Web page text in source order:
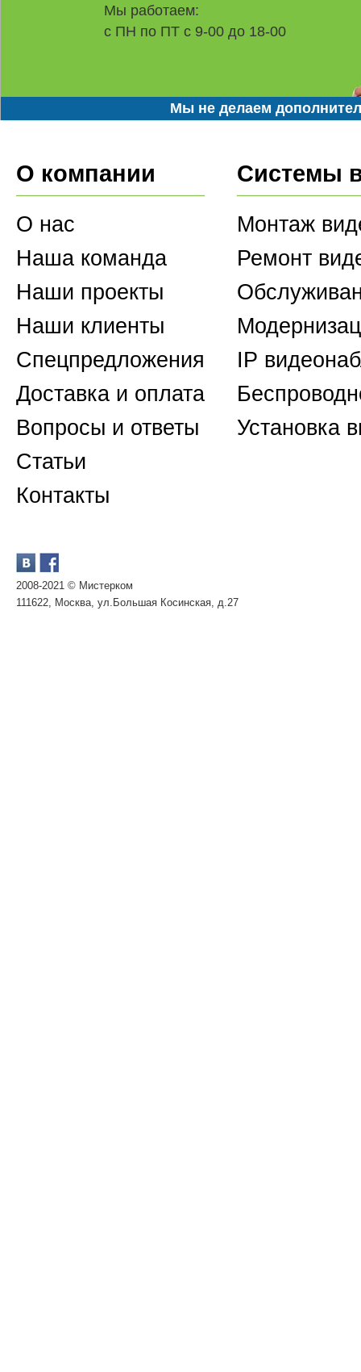
Мы работаем:
с ПН по ПТ с 9-00 до 18-00
Мы не делаем
О компании
О нас
Наша команда
Наши проекты
Наши клиенты
Спецпредложения
Доставка и оплата
Вопросы и ответы
Статьи
Контакты
2008-2021 © Мистерком
111622, Москва, ул.Большая Косинская, д.27
Системы
Монтаж
Ремонт
IP
Установка